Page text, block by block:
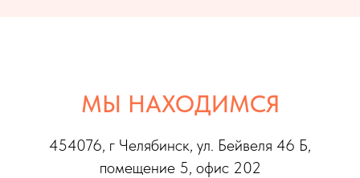
МЫ НАХОДИМСЯ
454076, г Челябинск, ул. Бейвеля 46 Б,
помещение 5, офис 202